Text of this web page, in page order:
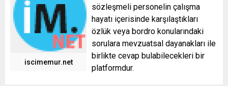
iscimemur.net
sözleşmeli personelin çalışma
hayatı içerisinde karşılaştıkları
özlük veya bordro konularındaki
sorulara mevzuatsal dayanakları ile
birlikte cevap bulabilecekleri bir
platformdur.